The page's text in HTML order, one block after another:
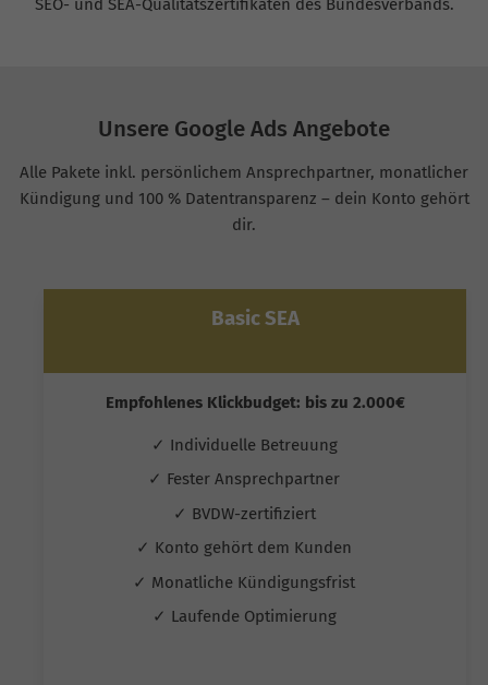
SEO- und SEA-Qualitätszertifikaten des Bundesverbands.
Unsere Google Ads Angebote
Alle Pakete inkl. persönlichem Ansprechpartner, monatlicher
Kündigung und 100 % Datentransparenz – dein Konto gehört
dir.
Basic SEA
Empfohlenes Klickbudget: bis zu 2.000€
✓ Individuelle Betreuung
✓ Fester Ansprechpartner
✓ BVDW-zertifiziert
✓ Konto gehört dem Kunden
✓ Monatliche Kündigungsfrist
✓ Laufende Optimierung